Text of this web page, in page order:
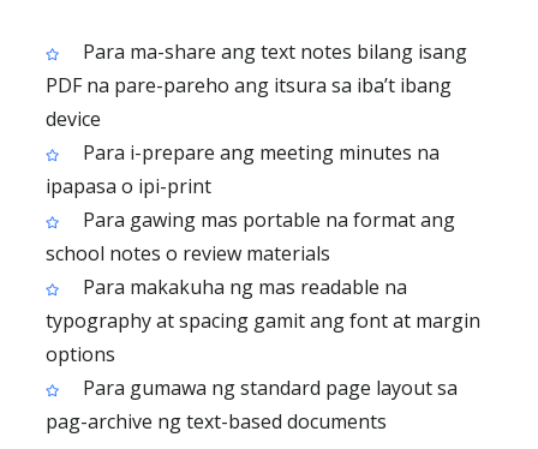
Para ma-share ang text notes bilang isang
PDF na pare-pareho ang itsura sa iba’t ibang
device
Para i-prepare ang meeting minutes na
ipapasa o ipi-print
Para gawing mas portable na format ang
school notes o review materials
Para makakuha ng mas readable na
typography at spacing gamit ang font at margin
options
Para gumawa ng standard page layout sa
pag-archive ng text-based documents